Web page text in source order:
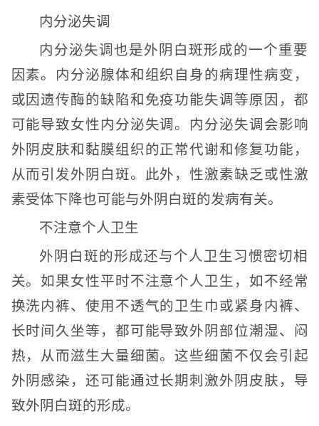
内分泌失调
内分泌失调也是外阴白斑形成的一个重要
因素。内分泌腺体和组织自身的病理性病变，
或因遗传酶的缺陷和免疫功能失调等原因，都
可能导致女性内分泌失调。内分泌失调会影响
外阴皮肤和黏膜组织的正常代谢和修复功能，
从而引发外阴白斑。此外，性激素缺乏或性激
素受体下降也可能与外阴白斑的发病有关。
不注意个人卫生
外阴白斑的形成还与个人卫生习惯密切相
关。如果女性平时不注意个人卫生，如不经常
换洗内裤、使用不透气的卫生巾或紧身内裤、
长时间久坐等，都可能导致外阴部位潮湿、闷
热，从而滋生大量细菌。这些细菌不仅会引起
外阴感染，还可能通过长期刺激外阴皮肤，导
致外阴白斑的形成。